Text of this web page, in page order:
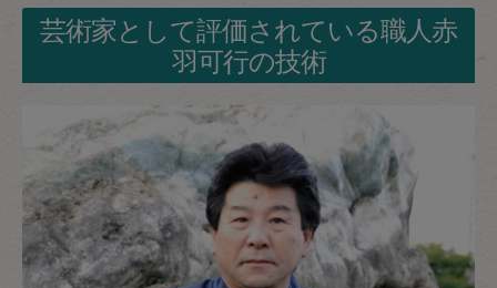
芸術家として評価されている職人赤
羽可行の技術